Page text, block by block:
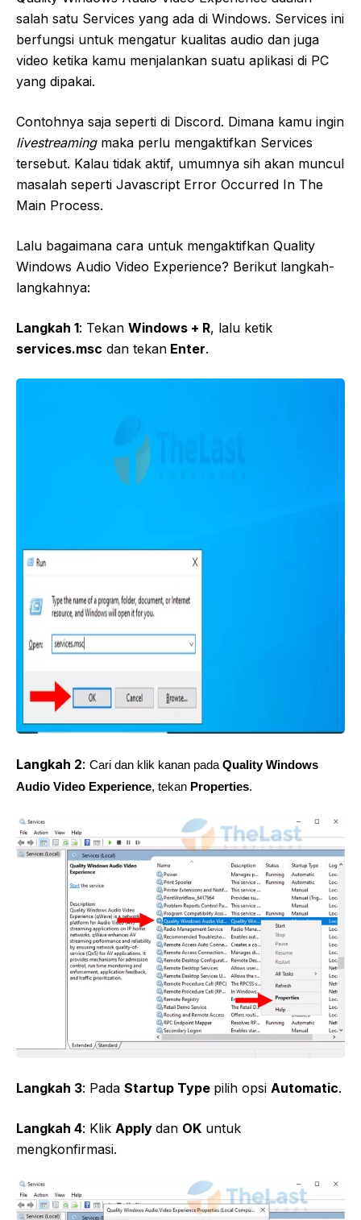
salah satu Services yang ada di Windows. Services ini
berfungsi untuk mengatur kualitas audio dan juga
video ketika kamu menjalankan suatu aplikasi di PC
yang dipakai.
Contohnya saja seperti di Discord. Dimana kamu ingin
livestreamingmaka perlu mengaktifkan Services
tersebut. Kalau tidak aktif, umumnya sih akan muncul
masalah seperti Javascript Error Occurred In The
Main Process.
Lalu bagaimana cara untuk mengaktifkan Quality
Windows Audio Video Experience? Berikut langkah-
langkahnya:
Langkah 1: Tekan Windows + R, lalu ketik
services.msc dan tekan Enter.
Langkah 2: Cari dan klik kanan padaQuality Windows
Audio Video Experience, tekan Properties.
Langkah 3: Pada Startup Type pilih opsi Automatic.
Langkah 4: Klik Apply dan OK untuk
mengkonfirmasi.